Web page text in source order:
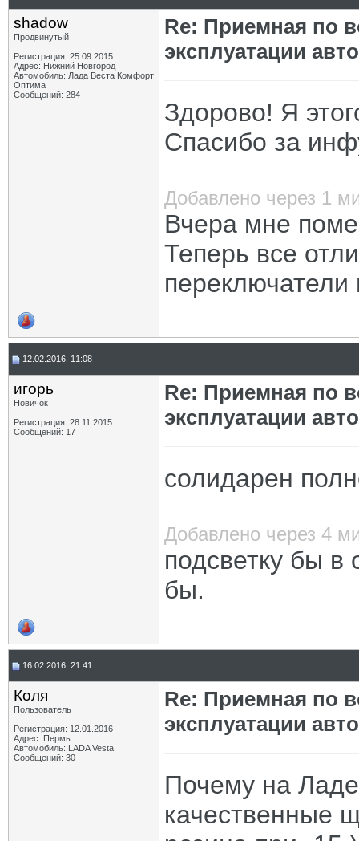
shadow
Продвинутый
Регистрация: 25.09.2015
Адрес: Нижний Новгород
Автомобиль: Лада Веста Комфорт
Оптима
Сообщений: 284
Re: Приемная по
эксплуатации
Здорово! Я
Спасибо за
Добавлено через 1
Вчера мне
Теперь все
12.02.2016, 11:08
игорь
Новичок
Регистрация: 28.11.2015
Сообщений: 17
Re: Приемная по
эксплуатации
солидарен
Добавлено через 4
подсветку бы
бы.
16.02.2016, 21:41
Коля
Пользователь
Регистрация: 12.01.2016
Адрес: Пермь
Автомобиль: LADA Vesta
Сообщений: 30
Re: Приемная по
эксплуатации
Почему на
качественные